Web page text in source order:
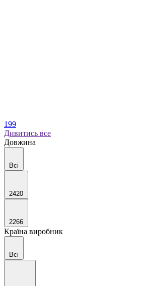
199
Дивитись все
Довжина
Всі
2420
2266
Країна виробник
Всі